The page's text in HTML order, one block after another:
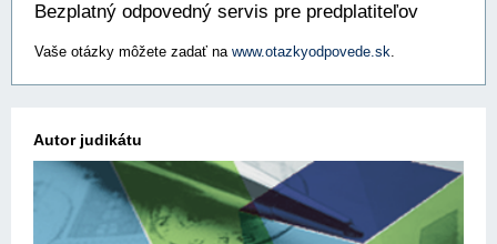
Bezplatný odpovedný servis pre predplatiteľov
Vaše otázky môžete zadať na www.otazkyodpovede.sk.
Autor judikátu